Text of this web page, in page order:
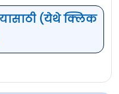
बीसीसीआयने
करार :
(बीसीसीआय)
(येथे क्लिक